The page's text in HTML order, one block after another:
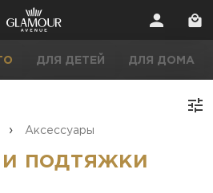
ДЛЯ ДЕТЕЙ ДЛЯ ДОМА
› Аксессуары
подтяжки